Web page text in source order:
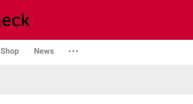
Shop News